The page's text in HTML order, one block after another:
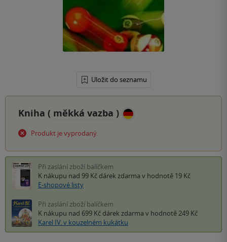
Uložit do seznamu
Kniha ( měkká vazba )
Produkt je vyprodaný.
Při zaslání zboží balíčkem
K nákupu nad 99 Kč dárek zdarma v hodnotě 19 Kč
E-shopové listy
Při zaslání zboží balíčkem
K nákupu nad 699 Kč dárek zdarma v hodnotě 249 Kč
Karel IV. v kouzelném kukátku